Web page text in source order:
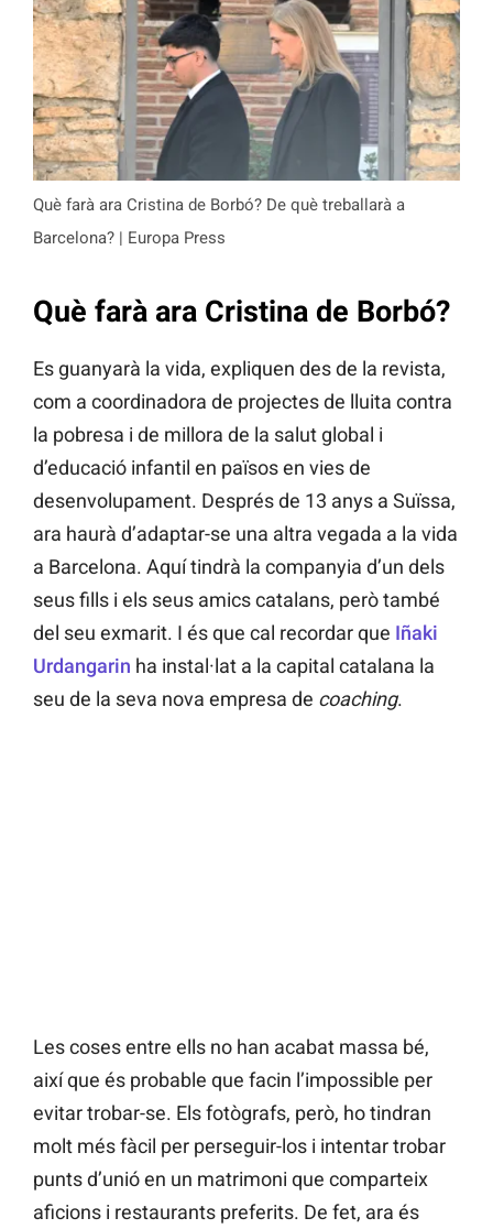
Què farà ara Cristina de Borbó? De què treballarà a
Barcelona? | Europa Press
Què farà ara Cristina de Borbó?
Es guanyarà la vida, expliquen des de la revista,
com a coordinadora de projectes de lluita contra
la pobresa i de millora de la salut global i
d’educació infantil en països en vies de
desenvolupament. Després de 13 anys a Suïssa,
ara haurà d’adaptar-se una altra vegada a la vida
a Barcelona. Aquí tindrà la companyia d’un dels
seus fills i els seus amics catalans, però també
del seu exmarit. I és que cal recordar que Iñaki
Urdangarin ha instal·lat a la capital catalana la
seu de la seva nova empresa de coaching.
Les coses entre ells no han acabat massa bé,
així que és probable que facin l’impossible per
evitar trobar-se. Els fotògrafs, però, ho tindran
molt més fàcil per perseguir-los i intentar trobar
punts d’unió en un matrimoni que comparteix
aficions i restaurants preferits. De fet, ara és